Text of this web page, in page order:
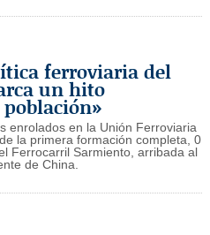
ferroviaria del
un hito
enrolados en la Unión Ferroviaria
la primera formación completa, 0
Ferrocarril Sarmiento, arribada al
de China.